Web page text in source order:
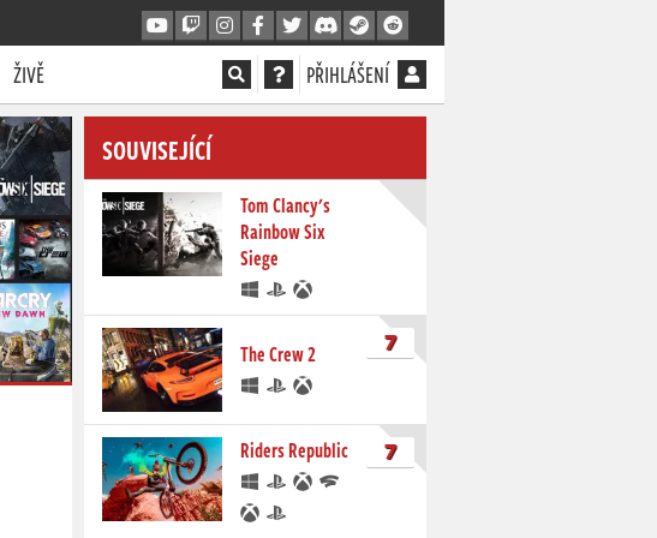
ŽIVĚ PŘIHLÁŠENÍ
SOUVISEJÍCÍ
Tom Clancy's
Rainbow Six
Siege
The Crew 2 7
Riders Republic 7